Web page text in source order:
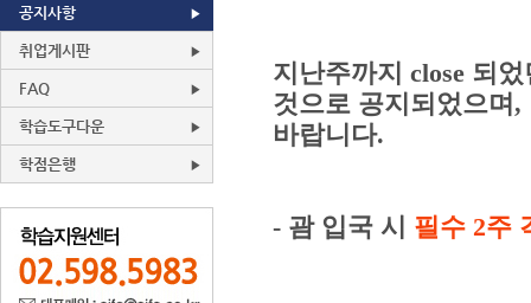
공지사항
취업게시판
FAQ
학습도구다운
학점은행
지난주까지 close 되
것으로 공지되었으며
바랍니다.
- 괌 입국 시 필수 2주